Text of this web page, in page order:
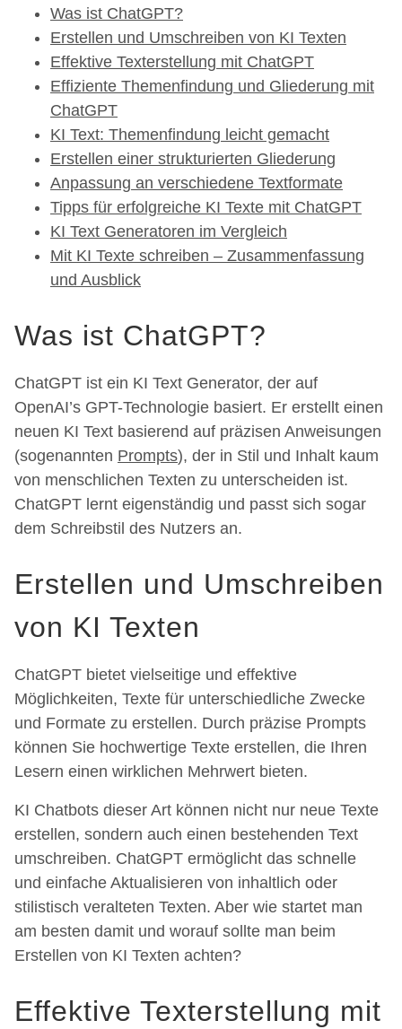
Was ist ChatGPT?
Erstellen und Umschreiben von KI Texten
Effektive Texterstellung mit ChatGPT
Effiziente Themenfindung und Gliederung mit
ChatGPT
KI Text: Themenfindung leicht gemacht
Erstellen einer strukturierten Gliederung
Anpassung an verschiedene Textformate
Tipps für erfolgreiche KI Texte mit ChatGPT
KI Text Generatoren im Vergleich
Mit KI Texte schreiben – Zusammenfassung
und Ausblick
Was ist ChatGPT?
ChatGPT ist ein KI Text Generator, der auf
OpenAI’s GPT-Technologie basiert. Er erstellt einen
neuen KI Text basierend auf präzisen Anweisungen
(sogenannten Prompts), der in Stil und Inhalt kaum
von menschlichen Texten zu unterscheiden ist.
ChatGPT lernt eigenständig und passt sich sogar
dem Schreibstil des Nutzers an.
Erstellen und Umschreiben
von KI Texten
ChatGPT bietet vielseitige und effektive
Möglichkeiten, Texte für unterschiedliche Zwecke
und Formate zu erstellen. Durch präzise Prompts
können Sie hochwertige Texte erstellen, die Ihren
Lesern einen wirklichen Mehrwert bieten.
KI Chatbots dieser Art können nicht nur neue Texte
erstellen, sondern auch einen bestehenden Text
umschreiben. ChatGPT ermöglicht das schnelle
und einfache Aktualisieren von inhaltlich oder
stilistisch veralteten Texten. Aber wie startet man
am besten damit und worauf sollte man beim
Erstellen von KI Texten achten?
Effektive Texterstellung mit